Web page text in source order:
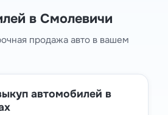
в Смолевичи
продажа авто в вашем
автомобилей в